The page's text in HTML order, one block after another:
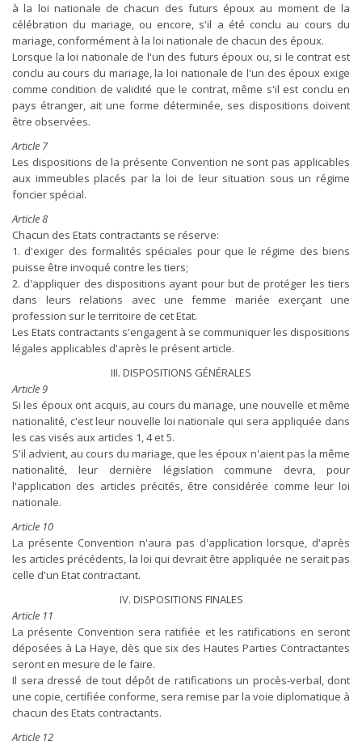
à la loi nationale de chacun des futurs époux au moment de la
célébration du mariage, ou encore, s'il a été conclu au cours du
mariage, conformément à la loi nationale de chacun des époux.
Lorsque la loi nationale de l'un des futurs époux ou, si le contrat est
conclu au cours du mariage, la loi nationale de l'un des époux exige
comme condition de validité que le contrat, même s'il est conclu en
pays étranger, ait une forme déterminée, ses dispositions doivent
être observées.
Article 7
Les dispositions de la présente Convention ne sont pas applicables
aux immeubles placés par la loi de leur situation sous un régime
foncier spécial.
Article 8
Chacun des Etats contractants se réserve:
1. d'exiger des formalités spéciales pour que le régime des biens
puisse être invoqué contre les tiers;
2. d'appliquer des dispositions ayant pour but de protéger les tiers
dans leurs relations avec une femme mariée exerçant une
profession sur le territoire de cet Etat.
Les Etats contractants s'engagent à se communiquer les dispositions
légales applicables d'après le présent article.
III. DISPOSITIONS GÉNÉRALES
Article 9
Si les époux ont acquis, au cours du mariage, une nouvelle et même
nationalité, c'est leur nouvelle loi nationale qui sera appliquée dans
les cas visés aux articles 1, 4 et 5.
S'il advient, au cours du mariage, que les époux n'aient pas la même
nationalité, leur dernière législation commune devra, pour
l'application des articles précités, être considérée comme leur loi
nationale.
Article 10
La présente Convention n'aura pas d'application lorsque, d'après
les articles précédents, la loi qui devrait être appliquée ne serait pas
celle d'un Etat contractant.
IV. DISPOSITIONS FINALES
Article 11
La présente Convention sera ratifiée et les ratifications en seront
déposées à La Haye, dès que six des Hautes Parties Contractantes
seront en mesure de le faire.
Il sera dressé de tout dépôt de ratifications un procès-verbal, dont
une copie, certifiée conforme, sera remise par la voie diplomatique à
chacun des Etats contractants.
Article 12